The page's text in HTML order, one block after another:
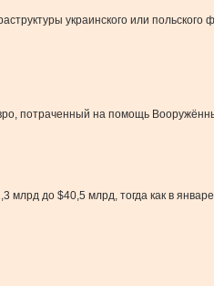
украинского или польского
потраченный на помощь
до $40,5 млрд, тогда как в